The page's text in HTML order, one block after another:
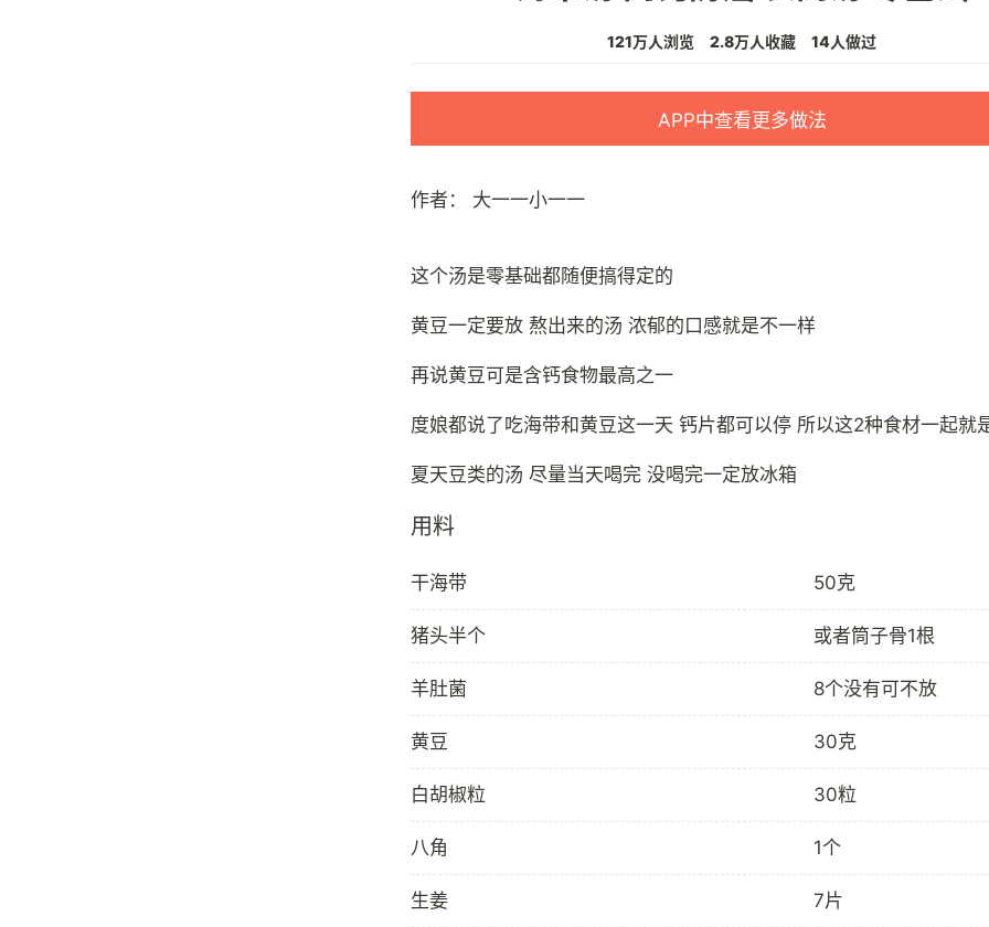
121万人浏览 2.8万人收藏 14人做过
APP中查看更多做法
作者： 大一一小一一
这个汤是零基础都随便搞得定的
黄豆一定要放 熬出来的汤 浓郁的口感就是不一样
再说黄豆可是含钙食物最高之一
度娘都说了吃海带和黄豆这一天 钙片都可以停 所以这2种食材一起就
用料
干海带 50克
猪头半个 或者筒子骨1根
羊肚菌 8个没有可不放
黄豆 30克
白胡椒粒 30粒
八角 1个
生姜 7片